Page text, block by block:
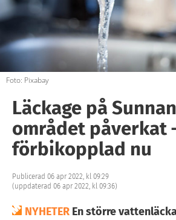
Foto: Pixabay
Läckage på
området påverkat
förbikopplad nu
Publicerad 06 apr 2022, kl 09:29
(uppdaterad 06 apr 2022, kl 09:36)
NYHETER En större